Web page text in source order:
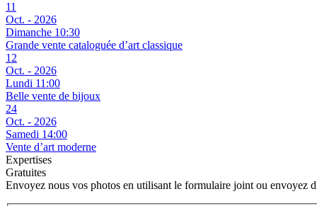
11
Oct. - 2026
Dimanche 10:30
Grande vente cataloguée d’art classique
12
Oct. - 2026
Lundi 11:00
Belle vente de bijoux
24
Oct. - 2026
Samedi 14:00
Vente d’art moderne
Expertises
Gratuites
Envoyez nous vos photos en utilisant le formulaire joint ou envoyez